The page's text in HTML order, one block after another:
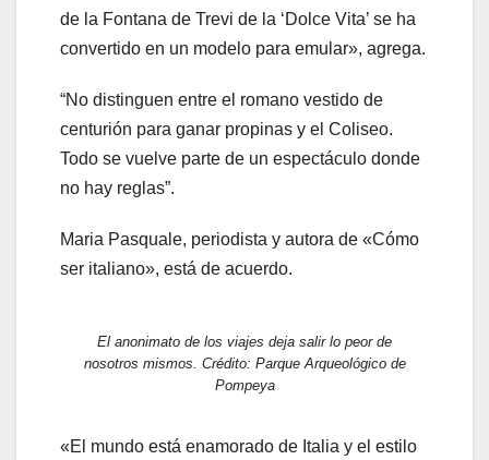
de la Fontana de Trevi de la ‘Dolce Vita’ se ha
convertido en un modelo para emular», agrega.
“No distinguen entre el romano vestido de
centurión para ganar propinas y el Coliseo.
Todo se vuelve parte de un espectáculo donde
no hay reglas”.
Maria Pasquale, periodista y autora de «Cómo
ser italiano», está de acuerdo.
El anonimato de los viajes deja salir lo peor de
nosotros mismos. Crédito: Parque Arqueológico de
Pompeya
«El mundo está enamorado de Italia y el estilo